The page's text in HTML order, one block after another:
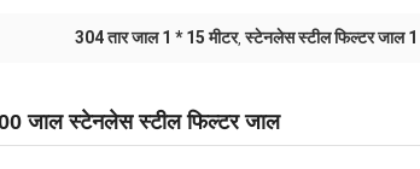
304 तार जाल 1 * 15 मीटर,स्टेनलेस स्टील फिल्टर जाल 1
जाल स्टेनलेस स्टील फिल्टर जाल